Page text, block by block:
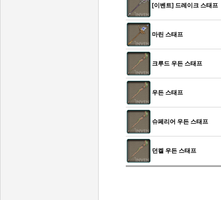
[이벤트] 드레이크 스태프
마린 스태프
크루드 우든 스태프
우든 스태프
슈페리어 우든 스태프
던켈 우든 스태프